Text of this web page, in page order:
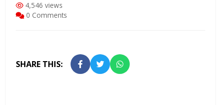
4,546 views
0 Comments
SHARE THIS: